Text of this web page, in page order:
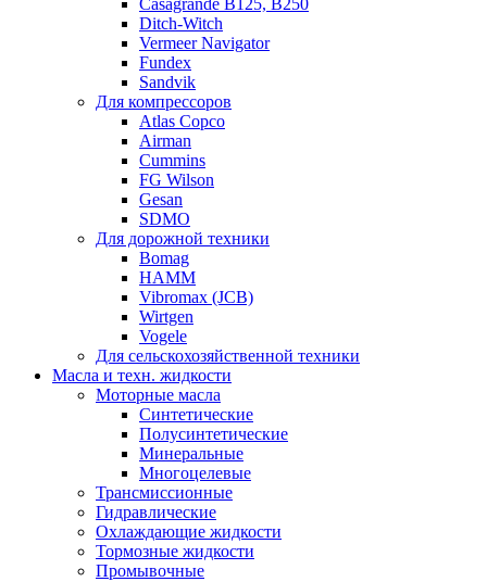
Ditch-Witch
Vermeer Navigator
Fundex
Sandvik
Для компрессоров
Atlas Copco
Airman
Cummins
FG Wilson
Gesan
SDMO
Для дорожной техники
Bomag
HAMM
Vibromax (JCB)
Wirtgen
Vogele
Для сельскохозяйственной техники
Масла и техн. жидкости
Моторные масла
Синтетические
Полусинтетические
Минеральные
Многоцелевые
Трансмиссионные
Гидравлические
Охлаждающие жидкости
Тормозные жидкости
Промывочные